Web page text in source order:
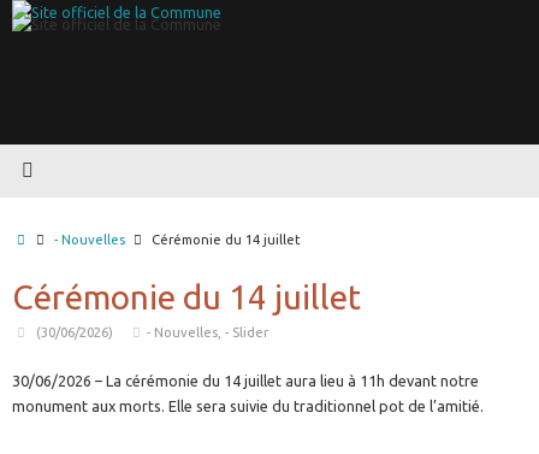
Passer
au
Accueil
- Nouvelles Cérémonie du 14 juillet
Cérémonie du 14 juillet
(30/06/2026) - Nouvelles ,- Slider
30/06/2026 – La cérémonie du 14 juillet aura lieu à 11h devant notre
monument aux morts. Elle sera suivie du traditionnel pot de l’amitié.